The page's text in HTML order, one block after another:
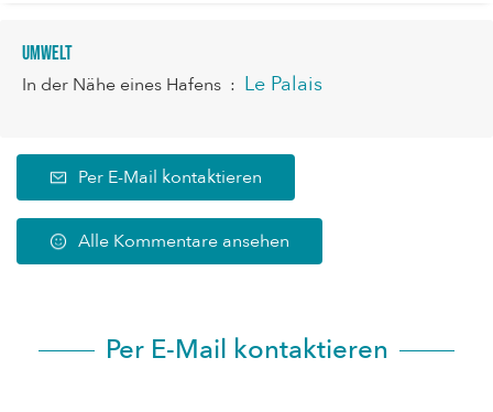
Umwelt
In der Nähe eines Hafens : Le Palais
Per E-Mail kontaktieren
Alle Kommentare ansehen
Per E-Mail kontaktieren